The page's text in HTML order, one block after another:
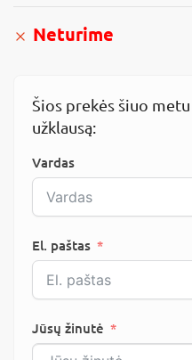
Neturime
Šios prekės šiuo
užklausą:
Vardas
El. paštas
Jūsų žinutė